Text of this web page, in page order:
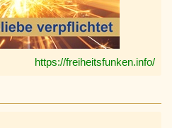
https://freiheitsfunken.info/